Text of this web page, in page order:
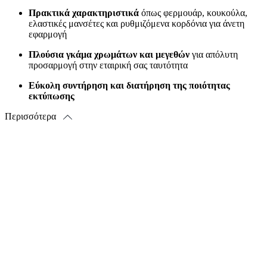
Πρακτικά χαρακτηριστικά όπως φερμουάρ, κουκούλα,
ελαστικές μανσέτες και ρυθμιζόμενα κορδόνια για άνετη
εφαρμογή
Πλούσια γκάμα χρωμάτων και μεγεθών για απόλυτη
προσαρμογή στην εταιρική σας ταυτότητα
Εύκολη συντήρηση και διατήρηση της ποιότητας
εκτύπωσης
Περισσότερα